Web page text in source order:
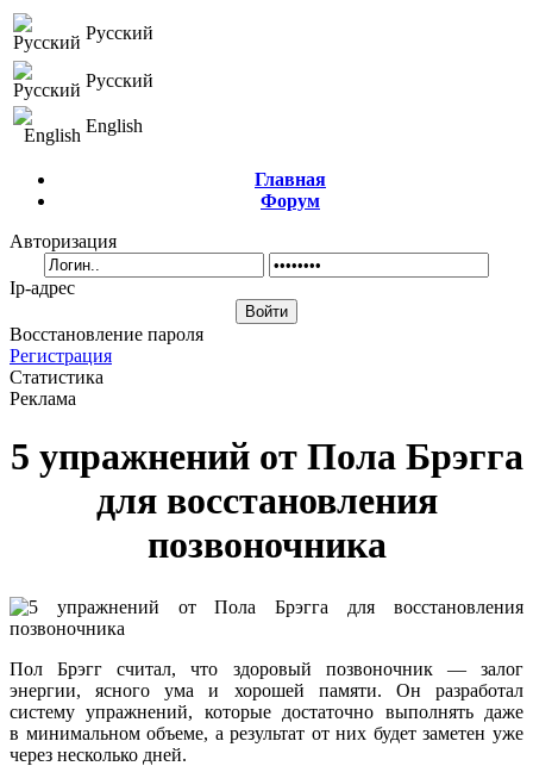
Русский
Русский
English
Главная
Форум
Авторизация
Ip-адрес
Восстановление пароля
Регистрация
Статистика
Реклама
5 упражнений от Пола Брэгга
для восстановления
позвоночника
Пол Брэгг считал, что здоровый позвоночник — залог
энергии, ясного ума и хорошей памяти. Он разработал
систему упражнений, которые достаточно выполнять даже
в минимальном объеме, а результат от них будет заметен уже
через несколько дней.